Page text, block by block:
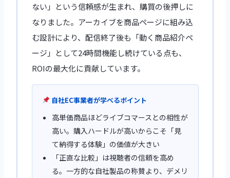
ない」という信頼感が生まれ、購買の後押しに
なりました。アーカイブを商品ページに組み込
む設計により、配信終了後も「動く商品紹介ペ
ージ」として24時間機能し続けている点も、
ROIの最大化に貢献しています。
自社EC事業者が学べるポイント
高単価商品ほどライブコマースとの相性が
高い。購入ハードルが高いからこそ「見
て納得する体験」の価値が大きい
「正直な比較」は視聴者の信頼を高め
る。一方的な自社製品の称賛より、デメリ